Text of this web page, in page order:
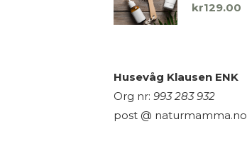
kr129.00
Husevåg Klausen ENK
Org nr: 993 283 932
post @ naturmamma.no